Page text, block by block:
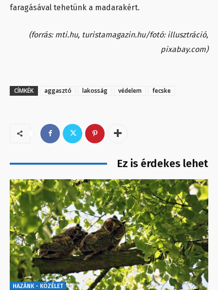
faragásával tehetünk a madarakért.
(forrás: mti.hu, turistamagazin.hu/fotó: illusztráció,
pixabay.com)
CÍMKÉK aggasztó lakosság védelem fecske
Ez is érdekes lehet
HAZÁNK - KÖZÉLET